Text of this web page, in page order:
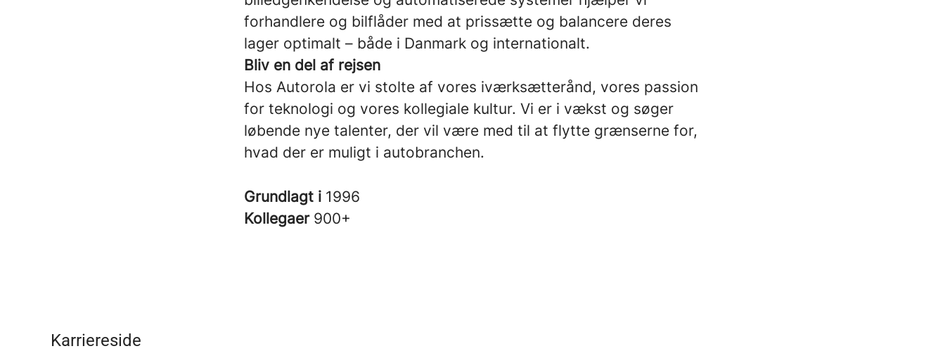
forhandlere og bilflåder med at prissætte og balancere deres
lager optimalt – både i Danmark og internationalt.
Bliv en del af rejsen
Hos Autorola er vi stolte af vores iværksætterånd, vores passion
for teknologi og vores kollegiale kultur. Vi er i vækst og søger
løbende nye talenter, der vil være med til at flytte grænserne for,
hvad der er muligt i autobranchen.
Grundlagt i 1996
Kollegaer 900+
Karriereside